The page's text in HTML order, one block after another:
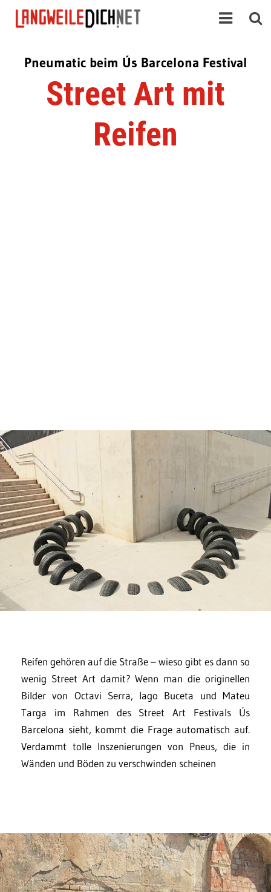
Pneumatic beim Ús Barcelona Festival
Street Art mit
Reifen
Reifen gehören auf die Straße – wieso gibt es dann so
wenig Street Art damit? Wenn man die originellen
Bilder von Octavi Serra, Iago Buceta und Mateu
Targa im Rahmen des Street Art Festivals Ús
Barcelona sieht, kommt die Frage automatisch auf.
Verdammt tolle Inszenierungen von Pneus, die in
Wänden und Böden zu verschwinden scheinen